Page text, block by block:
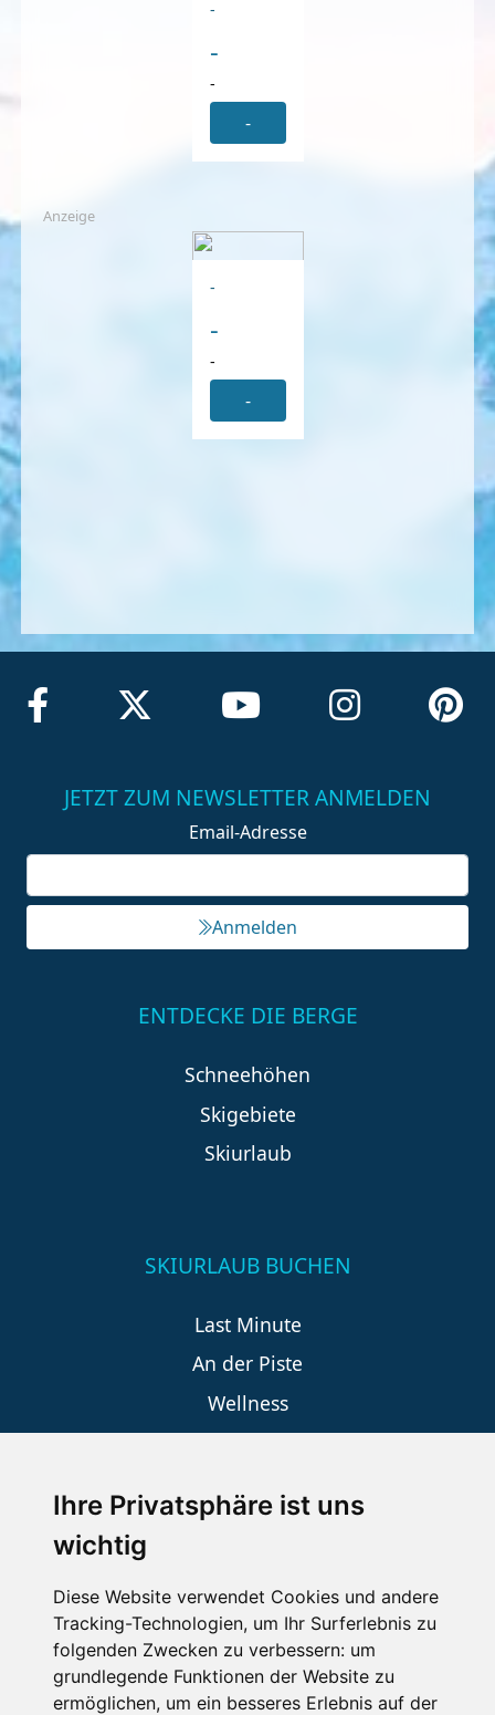
Ihre Privatsphäre ist uns
wichtig
Diese Website verwendet Cookies und andere
Tracking-Technologien, um Ihr Surferlebnis zu
folgenden Zwecken zu verbessern: um
grundlegende Funktionen der Website zu
ermöglichen, um ein besseres Erlebnis auf der
-
-
-
-
Anzeige
-
-
-
-
JETZT ZUM NEWSLETTER ANMELDEN
Email-Adresse
Anmelden
ENTDECKE DIE BERGE
Schneehöhen
Skigebiete
Skiurlaub
SKIURLAUB BUCHEN
Last Minute
An der Piste
Wellness
SCHNEEHÖHEN SKI APP
Die Schneehoehen Ski APP für iOS und Android - Ein
Muss für alle Wintersportler und Schneefreaks!